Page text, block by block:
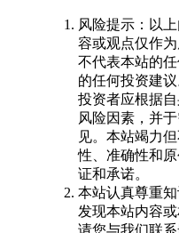
风险提示：以
容或观点仅作
不代表本站的
的任何投资建
投资者应根据
风险因素，并
见。本站竭力
性、准确性和
证和承诺。
本站认真尊重
发现本站内容
请您与我们联系